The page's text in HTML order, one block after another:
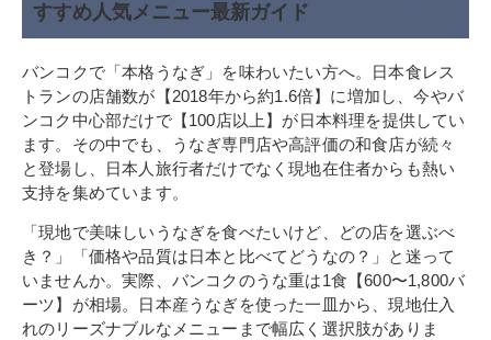
すすめ人気メニュー最新ガイド
バンコクで「本格うなぎ」を味わいたい方へ。日本食レス
トランの店舗数が【2018年から約1.6倍】に増加し、今やバ
ンコク中心部だけで【100店以上】が日本料理を提供してい
ます。その中でも、うなぎ専門店や高評価の和食店が続々
と登場し、日本人旅行者だけでなく現地在住者からも熱い
支持を集めています。
「現地で美味しいうなぎを食べたいけど、どの店を選ぶべ
き？」「価格や品質は日本と比べてどうなの？」と迷って
いませんか。実際、バンコクのうな重は1食【600〜1,800バ
ーツ】が相場。日本産うなぎを使った一皿から、現地仕入
れのリーズナブルなメニューまで幅広く選択肢がありま